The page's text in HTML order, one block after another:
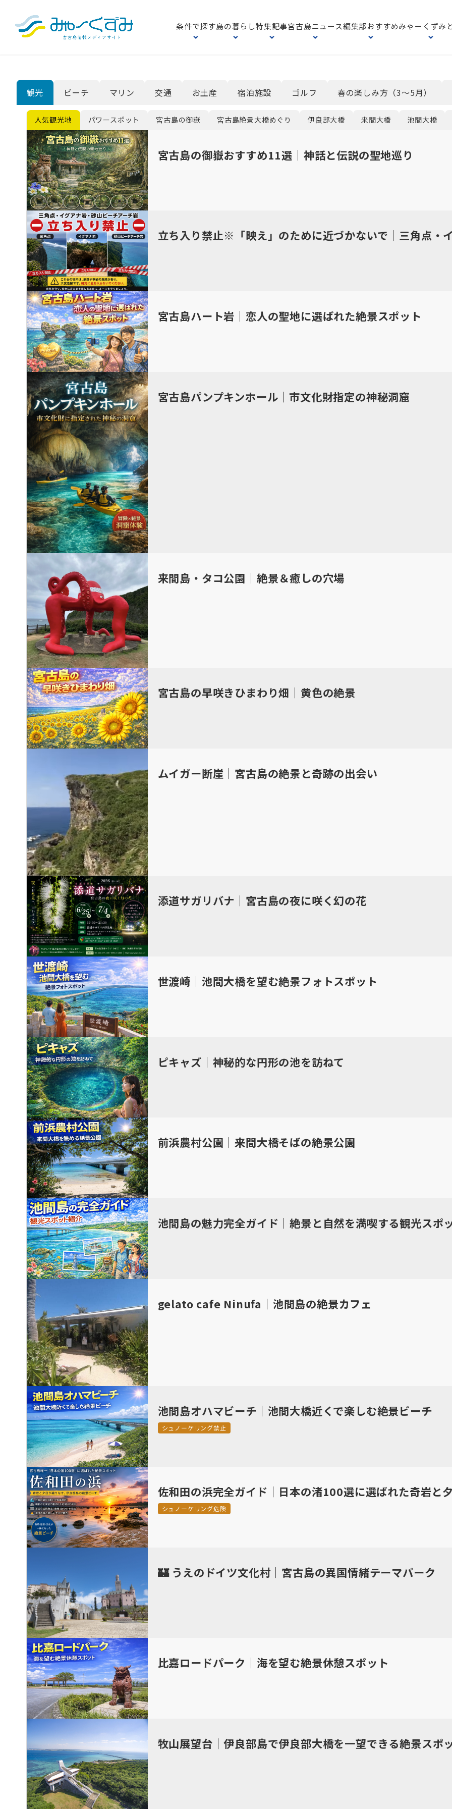
条件で探す島の暮らし特集記事宮古島ニュース編集部おすすめみゃーくずみ
観光 ビーチ マリン 交通 お土産 宿泊施設 ゴルフ 春の楽しみ方（3〜5月）
人気観光地 パワースポット 宮古島の御嶽 宮古島絶景大橋めぐり 伊良部大橋 来間大橋 池間大橋
宮古島の御嶽おすすめ11選｜神話と伝説の聖地巡り
立ち入り禁止※「映え」のために近づかないで｜三角点・
宮古島ハート岩｜恋人の聖地に選ばれた絶景スポット
宮古島パンプキンホール｜市文化財指定の神秘洞窟
来間島・タコ公園｜絶景＆癒しの穴場
宮古島の早咲きひまわり畑｜黄色の絶景
ムイガー断崖｜宮古島の絶景と奇跡の出会い
添道サガリバナ｜宮古島の夜に咲く幻の花
世渡崎｜池間大橋を望む絶景フォトスポット
ピキャズ｜神秘的な円形の池を訪ねて
前浜農村公園｜来間大橋そばの絶景公園
池間島の魅力完全ガイド｜絶景と自然を満喫する観光スポ
gelato cafe Ninufa｜池間島の絶景カフェ
池間島オハマビーチ｜池間大橋近くで楽しむ絶景ビーチ
シュノーケリング禁止
佐和田の浜完全ガイド｜日本の渚100選に選ばれた奇岩と
シュノーケリング危険
🏰 うえのドイツ文化村｜宮古島の異国情緒テーマパーク
比嘉ロードパーク｜海を望む絶景休憩スポット
牧山展望台｜伊良部島で伊良部大橋を一望できる絶景スポ